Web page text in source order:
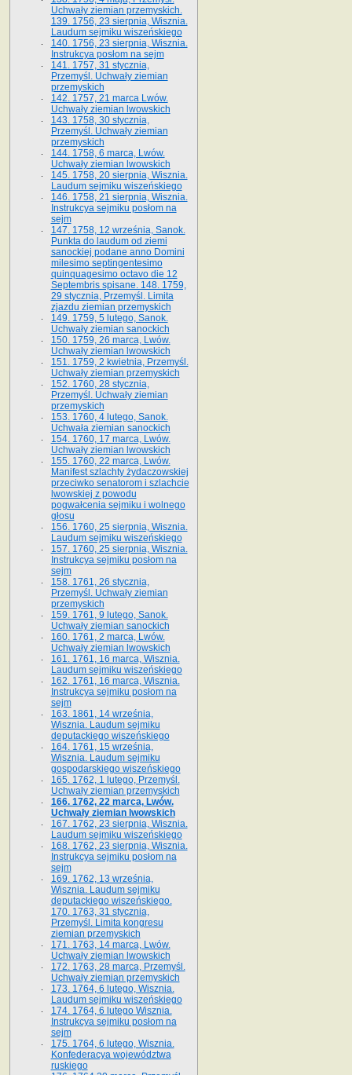
Uchwały ziemian przemyskich.
139. 1756, 23 sierpnia, Wisznia.
Laudum sejmiku wiszeńskiego
140. 1756, 23 sierpnia, Wisznia.
Instrukcya posłom na sejm
141. 1757, 31 stycznia,
Przemyśl. Uchwały ziemian
przemyskich
142. 1757, 21 marca Lwów.
Uchwały ziemian lwowskich
143. 1758, 30 stycznia,
Przemyśl. Uchwały ziemian
przemyskich
144. 1758, 6 marca, Lwów.
Uchwały ziemian lwowskich
145. 1758, 20 sierpnia, Wisznia.
Laudum sejmiku wiszeńskiego
146. 1758, 21 sierpnia, Wisznia.
Instrukcya sejmiku posłom na
sejm
147. 1758, 12 września, Sanok.
Punkta do laudum od ziemi
sanockiej podane anno Domini
milesimo septingentesimo
quinquagesimo octavo die 12
Septembris spisane. 148. 1759,
29 stycznia, Przemyśl. Limita
zjazdu ziemian przemyskich
149. 1759, 5 lutego, Sanok.
Uchwały ziemian sanockich
150. 1759, 26 marca, Lwów.
Uchwały ziemian lwowskich
151. 1759, 2 kwietnia, Przemyśl.
Uchwały ziemian przemyskich
152. 1760, 28 stycznia,
Przemyśl. Uchwały ziemian
przemyskich
153. 1760, 4 lutego, Sanok.
Uchwała ziemian sanockich
154. 1760, 17 marca, Lwów.
Uchwały ziemian lwowskich
155. 1760, 22 marca, Lwów.
Manifest szlachty żydaczowskiej
przeciwko senatorom i szlachcie
lwowskiej z po­wodu
pogwałcenia sejmiku i wolnego
głosu
156. 1760, 25 sierpnia, Wisznia.
Laudum sejmiku wiszeńskiego
157. 1760, 25 sierpnia, Wisznia.
Instrukcya sejmiku posłom na
sejm
158. 1761, 26 stycznia,
Przemyśl. Uchwały ziemian
przemyskich
159. 1761, 9 lutego, Sanok.
Uchwały ziemian sanockich
160. 1761, 2 marca, Lwów.
Uchwały ziemian lwowskich
161. 1761, 16 marca, Wisznia.
Laudum sejmiku wiszeńskiego
162. 1761, 16 marca, Wisznia.
Instrukcya sejmiku posłom na
sejm
163. 1861, 14 września,
Wisznia. Laudum sejmiku
deputackiego wiszeńskiego
164. 1761, 15 września,
Wisznia. Laudum sejmiku
gospodarskiego wiszeńskiego
165. 1762, 1 lutego, Przemyśl.
Uchwały ziemian przemyskich
166. 1762, 22 marca, Lwów.
Uchwały ziemian lwowskich
167. 1762, 23 sierpnia, Wisznia.
Laudum sejmiku wiszeńskiego
168. 1762, 23 sierpnia, Wisznia.
Instrukcya sejmiku posłom na
sejm
169. 1762, 13 września,
Wisznia. Laudum sejmiku
deputackiego wiszeńskiego.
170. 1763, 31 stycznia,
Przemyśl. Limita kongresu
ziemian przemyskich
171. 1763, 14 marca, Lwów.
Uchwały ziemian lwowskich
172. 1763, 28 marca, Przemyśl.
Uchwały ziemian przemyskich
173. 1764, 6 lutego, Wisznia.
Laudum sejmiku wiszeńskiego
174. 1764, 6 lutego Wisznia.
Instrukcya sejmiku posłom na
sejm
175. 1764, 6 lutego, Wisznia.
Konfederacya województwa
ruskiego